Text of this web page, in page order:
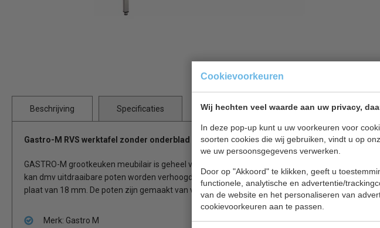
Cookievoorkeuren
Wij hechten veel waarde aan uw privacy,
In deze pop-up kunt u uw voorkeuren voor
soorten cookies die wij gebruiken, vindt u op
we uw persoonsgegevens verwerken.
Door op "Akkoord" te klikken, geeft u
functionele, analytische en advertentie/
van de website en het personaliseren van
cookievoorkeuren aan te passen.
Beschrijving Specificaties
Gastro-M RVS werktafel zonder onderblad met achteropstand 70 x 70 x 85 cm.
GASTRO-M grootkeuken meubilair is geheel vervaardigd uit RVS AISI 430. De standaard
kan dmv uitdraaibare poten worden verhoogd tot 92 cm. Het werkblad is extra verstevigd met
plaat van 18 mm. De poten zijn gemaakt van vierkante buis van 4x4 cm.
Merk: Gastro M